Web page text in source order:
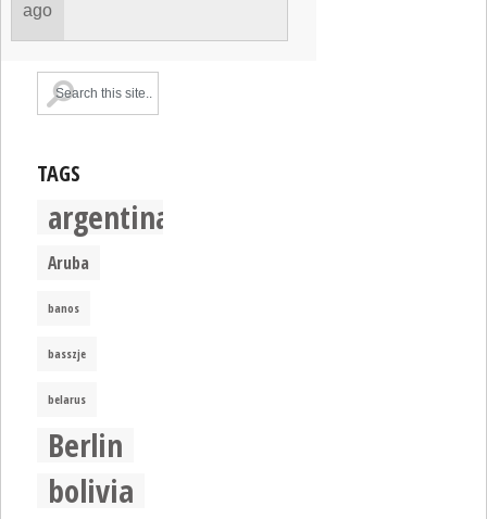
ago
TAGS
argentina
Aruba
banos
basszje
belarus
Berlin
bolivia